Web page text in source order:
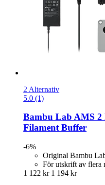
2 Alternativ
5.0 (1)
Bambu Lab AMS 2
Filament Buffer
-6%
Original Bambu
För utskrift av flera
1 122 kr 1 194 kr